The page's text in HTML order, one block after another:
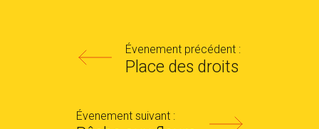
Évenement précédent :
Place des droits
Évenement suivant :